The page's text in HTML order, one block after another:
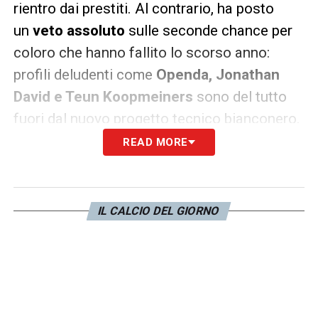
rientro dai prestiti. Al contrario, ha posto
un veto assoluto sulle seconde chance per
coloro che hanno fallito lo scorso anno:
profili deludenti come Openda, Jonathan
David e Teun Koopmeiners sono del tutto
fuori dal nuovo progetto tecnico bianconero.
READ MORE
IL CALCIO DEL GIORNO